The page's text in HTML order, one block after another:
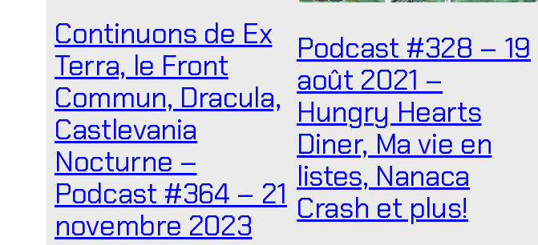
Continuons de Ex
Terra, le Front
Commun, Dracula,
Castlevania
Nocturne –
Podcast #364 – 21
novembre 2023
Podcast #328 – 19
août 2021 –
Hungry Hearts
Diner, Ma vie en
listes, Nanaca
Crash et plus!